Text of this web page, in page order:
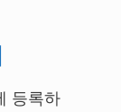
등록하